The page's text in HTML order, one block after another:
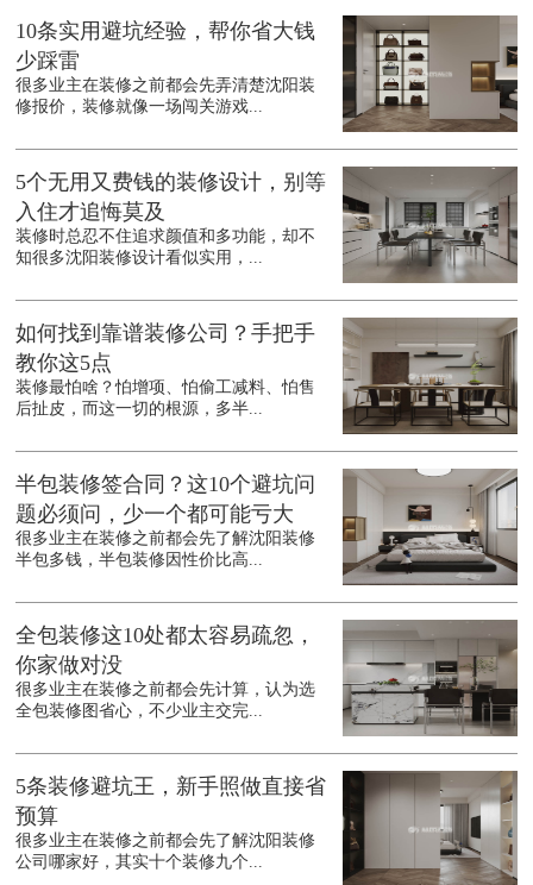
10条实用避坑经验，帮你省大钱
少踩雷
很多业主在装修之前都会先弄清楚沈阳装
修报价，装修就像一场闯关游戏...
5个无用又费钱的装修设计，别等
入住才追悔莫及
装修时总忍不住追求颜值和多功能，却不
知很多沈阳装修设计看似实用，...
如何找到靠谱装修公司？手把手
教你这5点
装修最怕啥？怕增项、怕偷工减料、怕售
后扯皮，而这一切的根源，多半...
半包装修签合同？这10个避坑问
题必须问，少一个都可能亏大
很多业主在装修之前都会先了解沈阳装修
半包多钱，半包装修因性价比高...
全包装修这10处都太容易疏忽，
你家做对没
很多业主在装修之前都会先计算，认为选
全包装修图省心，不少业主交完...
5条装修避坑王，新手照做直接省
预算
很多业主在装修之前都会先了解沈阳装修
公司哪家好，其实十个装修九个...